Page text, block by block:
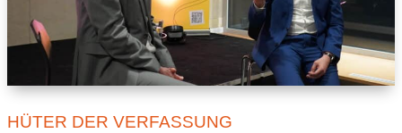
HÜTER DER VERFASSUNG